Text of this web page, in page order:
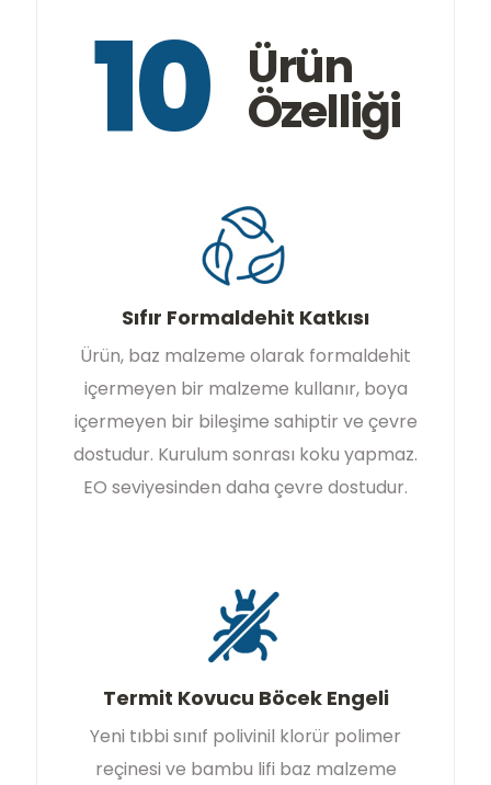
10 Ürün
Özelliği
Sıfır Formaldehit Katkısı
Ürün, baz malzeme olarak formaldehit
içermeyen bir malzeme kullanır, boya
içermeyen bir bileşime sahiptir ve çevre
dostudur. Kurulum sonrası koku yapmaz.
EO seviyesinden daha çevre dostudur.
Termit Kovucu Böcek Engeli
Yeni tıbbi sınıf polivinil klorür polimer
reçinesi ve bambu lifi baz malzeme